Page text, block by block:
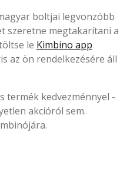
boltjai legvonzóbb
szeretne megtakarítani a
le Kimbino app
az ön rendelkezésére áll
termék kedvezménnyel -
akcióról sem.